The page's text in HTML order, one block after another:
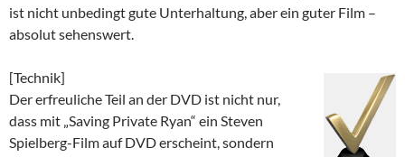
ist nicht unbedingt gute Unterhaltung, aber ein guter Film –
absolut sehenswert.
[Technik]
Der erfreuliche Teil an der DVD ist nicht nur,
dass mit „Saving Private Ryan“ ein Steven
Spielberg-Film auf DVD erscheint, sondern